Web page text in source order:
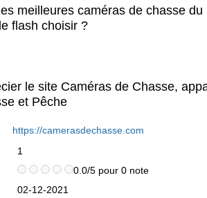
meilleures caméras de chasse du
flash choisir ?
le site Caméras de Chasse,
et Pêche
https://camerasdechasse.com
1
0.0/5 pour 0 note
02-12-2021